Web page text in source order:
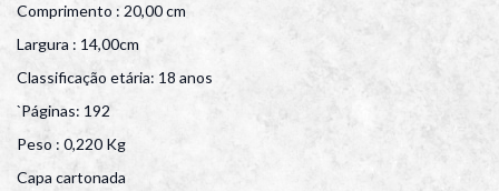
Comprimento : 20,00 cm
Largura : 14,00cm
Classificação etária: 18 anos
`Páginas: 192
Peso : 0,220 Kg
Capa cartonada